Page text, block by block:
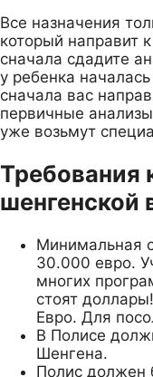
Все назначения
который направит
сначала сдадите
у ребенка
сначала вас
первичные
уже возьмут
Требования
шенгенской
Минимальная
30.000 евро.
многих
стоят
Евро. Для
В Полисе
Шенгена.
Полис должен